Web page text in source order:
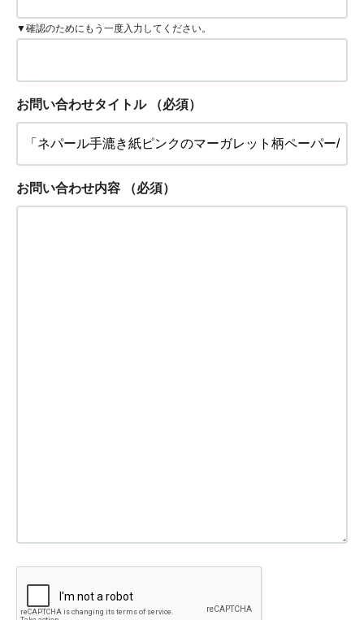
▼確認のためにもう一度入力してください。
お問い合わせタイトル （必須）
お問い合わせ内容 （必須）